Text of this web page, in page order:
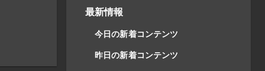
最新情報
今日の新着コンテンツ
昨日の新着コンテンツ